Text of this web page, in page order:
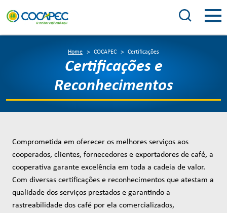
Home COCAPEC Certificações
Certificações e
Reconhecimentos
Comprometida em oferecer os melhores serviços aos
cooperados, clientes, fornecedores e exportadores de café, a
cooperativa garante excelência em toda a cadeia de valor.
Com diversas certificações e reconhecimentos que atestam a
qualidade dos serviços prestados e garantindo a
rastreabilidade dos café por ela comercializados,